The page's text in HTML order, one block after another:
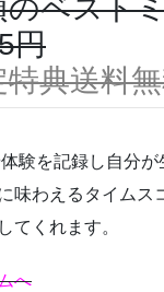
のベスト
円
典送料
験を記録し自分
味わえるタイムス
てくれます。
へ